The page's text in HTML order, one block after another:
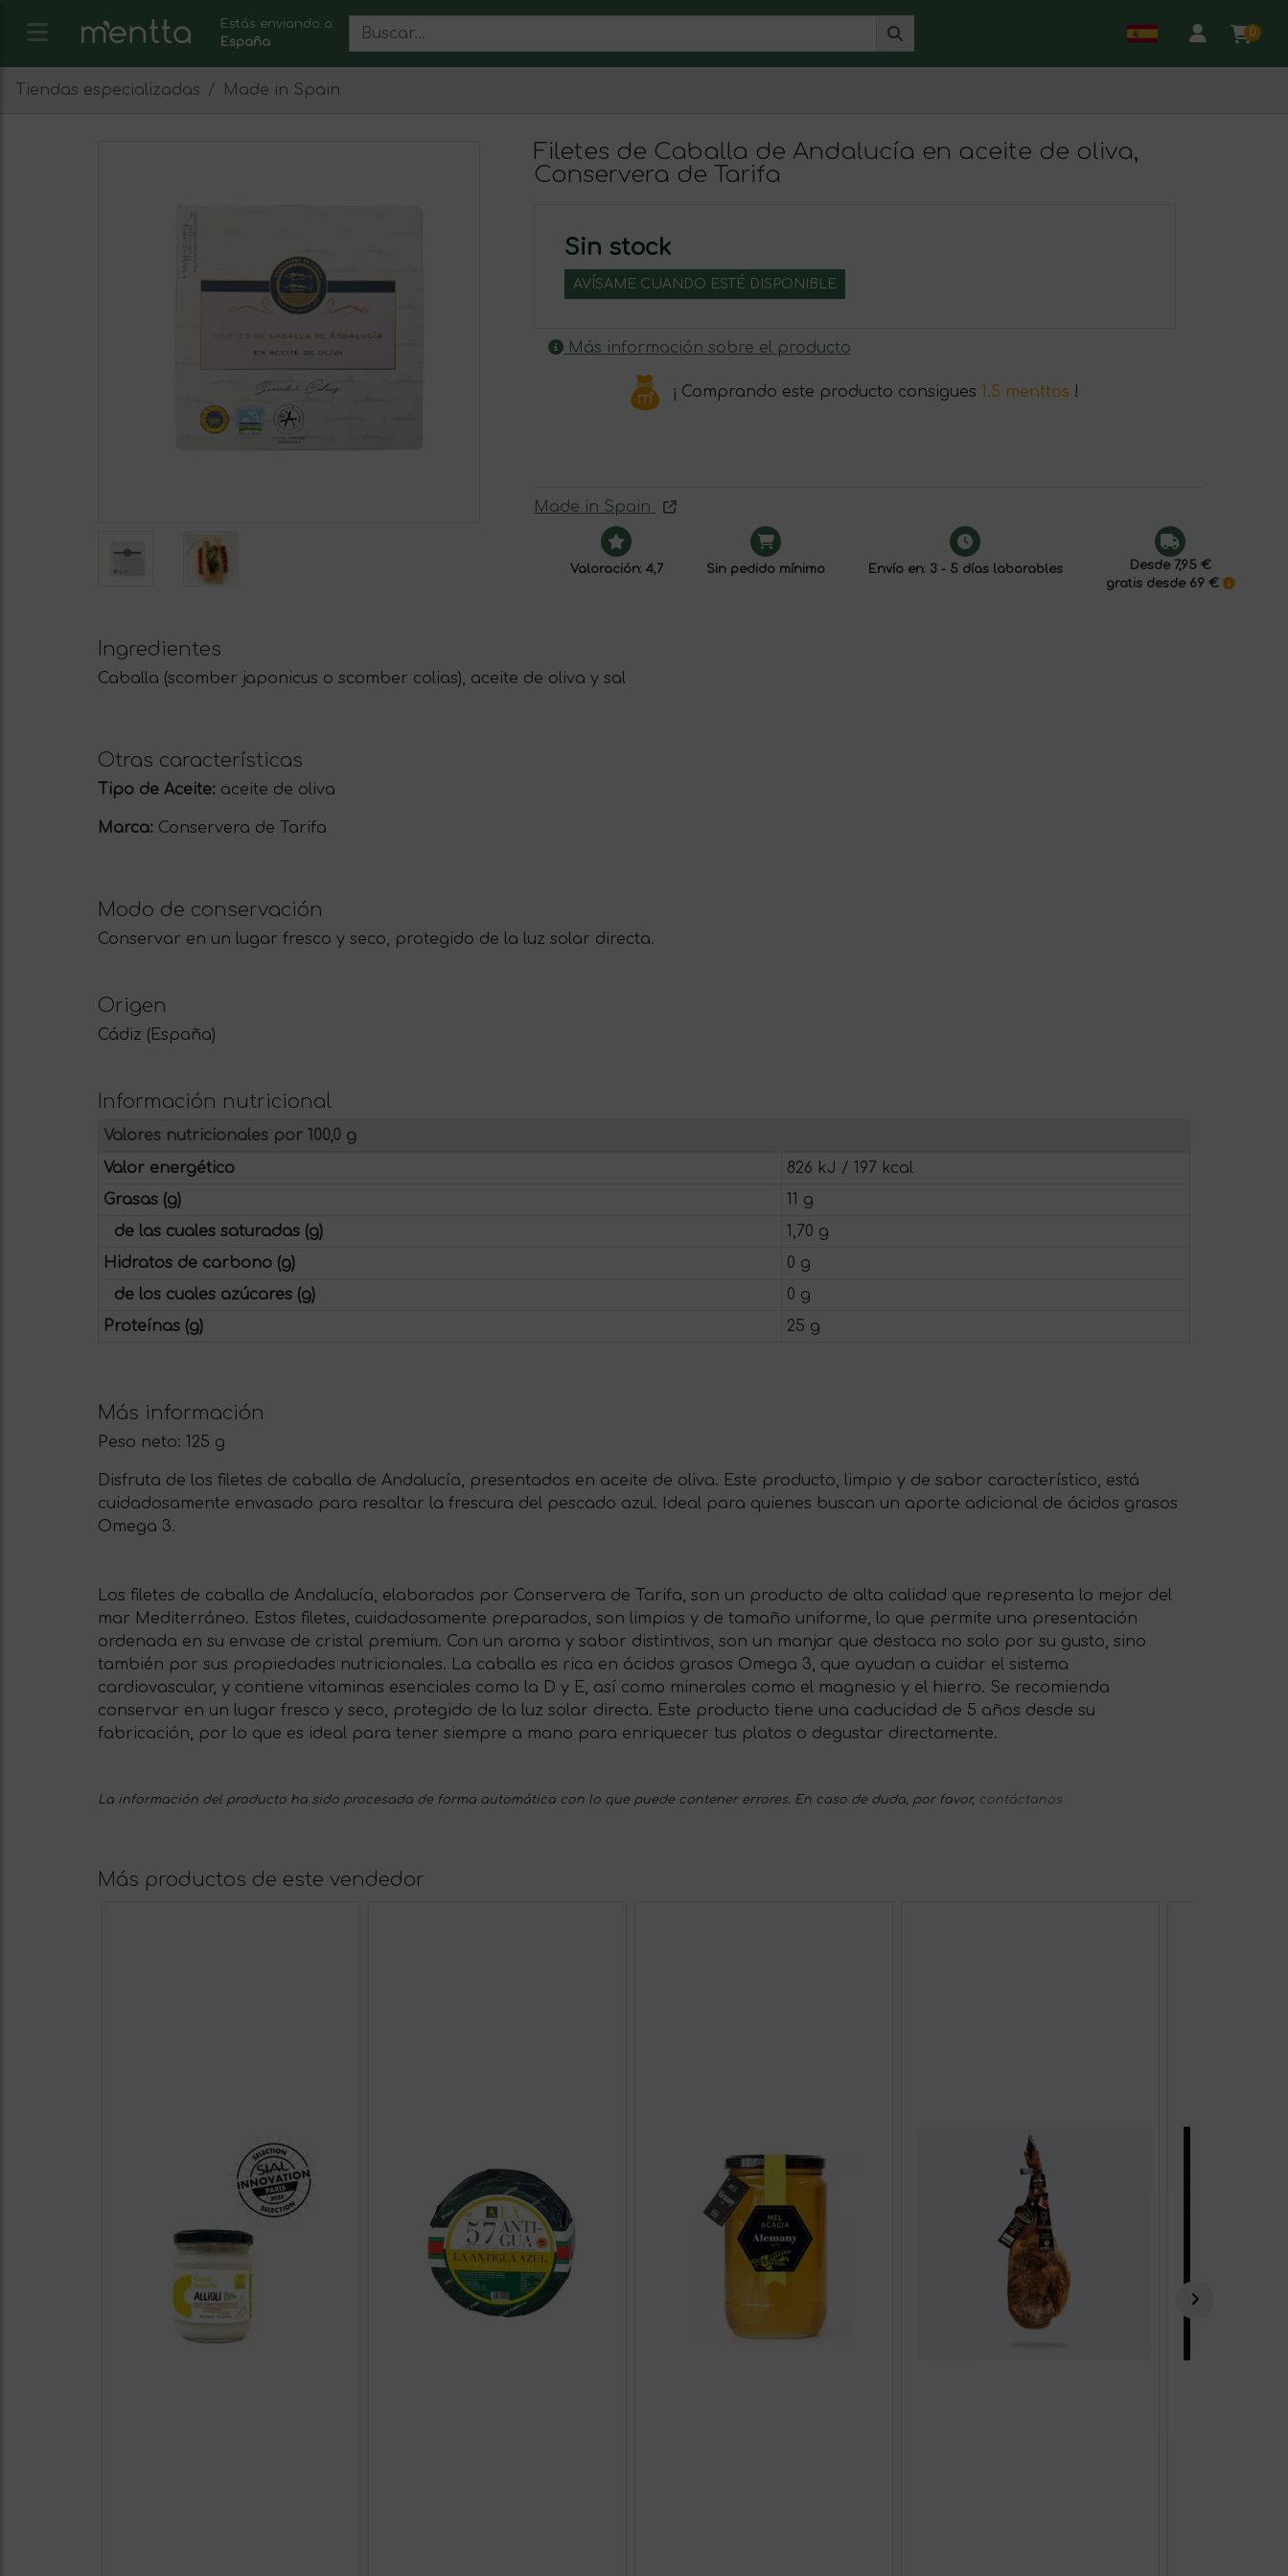
Estás enviando a:
España
0
Tiendas especializadas Made in Spain
Filetes de Caballa de Andalucía en aceite de oliva,
Conservera de Tarifa
Sin stock
AVÍSAME CUANDO ESTÉ DISPONIBLE
Más información sobre el producto
¡ Comprando este producto consigues 1.5 menttos !
Made in Spain
Valoración: 4,7 Sin pedido mínimo Envío en: 3 - 5 días laborables
Desde 7,95 €
gratis desde 69 €
Ingredientes
Caballa (scomber japonicus o scomber colias), aceite de oliva y sal
Otras características
Tipo de Aceite: aceite de oliva
Marca: Conservera de Tarifa
Modo de conservación
Conservar en un lugar fresco y seco, protegido de la luz solar directa.
Origen
Cádiz (España)
Información nutricional
Valores nutricionales por 100,0 g
Valor energético
826 kJ / 197 kcal
Grasas (g)
11 g
de las cuales saturadas (g)
1,70 g
Hidratos de carbono (g)
0 g
de los cuales azúcares (g)
0 g
Proteínas (g)
25 g
Más información
Peso neto: 125 g
Disfruta de los filetes de caballa de Andalucía, presentados en aceite de oliva. Este producto, limpio y de sabor característico, está
cuidadosamente envasado para resaltar la frescura del pescado azul. Ideal para quienes buscan un aporte adicional de ácidos grasos
Omega 3.
Los filetes de caballa de Andalucía, elaborados por Conservera de Tarifa, son un producto de alta calidad que representa lo mejor del
mar Mediterráneo. Estos filetes, cuidadosamente preparados, son limpios y de tamaño uniforme, lo que permite una presentación
ordenada en su envase de cristal premium. Con un aroma y sabor distintivos, son un manjar que destaca no solo por su gusto, sino
también por sus propiedades nutricionales. La caballa es rica en ácidos grasos Omega 3, que ayudan a cuidar el sistema
cardiovascular, y contiene vitaminas esenciales como la D y E, así como minerales como el magnesio y el hierro. Se recomienda
conservar en un lugar fresco y seco, protegido de la luz solar directa. Este producto tiene una caducidad de 5 años desde su
fabricación, por lo que es ideal para tener siempre a mano para enriquecer tus platos o degustar directamente.
La información del producto ha sido procesada de forma automática con lo que puede contener errores. En caso de duda, por favor, contáctanos
Más productos de este vendedor